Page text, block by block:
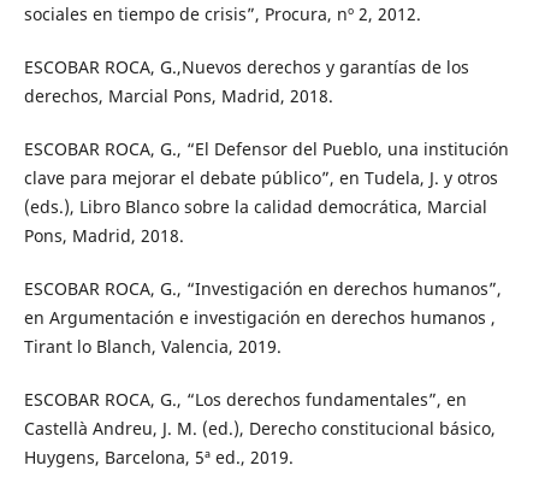
sociales en tiempo de crisis”, Procura, nº 2, 2012.
ESCOBAR ROCA, G.,Nuevos derechos y garantías de los
derechos, Marcial Pons, Madrid, 2018.
ESCOBAR ROCA, G., “El Defensor del Pueblo, una institución
clave para mejorar el debate público”, en Tudela, J. y otros
(eds.), Libro Blanco sobre la calidad democrática, Marcial
Pons, Madrid, 2018.
ESCOBAR ROCA, G., “Investigación en derechos humanos”,
en Argumentación e investigación en derechos humanos ,
Tirant lo Blanch, Valencia, 2019.
ESCOBAR ROCA, G., “Los derechos fundamentales”, en
Castellà Andreu, J. M. (ed.), Derecho constitucional básico,
Huygens, Barcelona, 5ª ed., 2019.